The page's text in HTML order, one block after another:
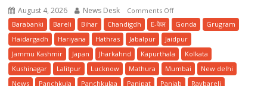
August 4, 2026 News Desk Comments Offon
ई
पेपर
पढ़ें
प्रातः
कालीन
Barabanki Bareli Bihar Chandigdh E-पेपर Gonda
Grugram
Haidargadh
Hariyana Hathras Jabalpur
Jaidpur
Jammu Kashmir
Japan Jharkahnd Kapurthala
Kolkata
Kushinagar
Lalitpur Lucknow Mathura Mumbai
New delhi
News
Panchkula Panchkulaa Panipat Panjab
Raybareli